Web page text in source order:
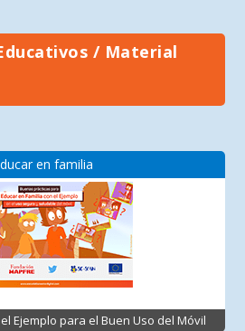
/ Material
en familia
Ejemplo para el Buen Uso del Móvil